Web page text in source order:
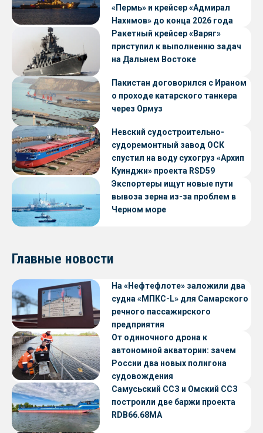
«Пермь» и крейсер «Адмирал
Нахимов» до конца 2026 года
Ракетный крейсер «Варяг»
приступил к выполнению задач
на Дальнем Востоке
Пакистан договорился с Ираном
о проходе катарского танкера
через Ормуз
Невский судостроительно-
судоремонтный завод ОСК
спустил на воду сухогруз «Архип
Куинджи» проекта RSD59
Экспортеры ищут новые пути
вывоза зерна из-за проблем в
Черном море
Главные новости
На «Нефтефлоте» заложили два
судна «МПКС-L» для Самарского
речного пассажирского
предприятия
От одиночного дрона к
автономной акватории: зачем
России два новых полигона
судовождения
Самусьский ССЗ и Омский ССЗ
построили две баржи проекта
RDB66.68МА